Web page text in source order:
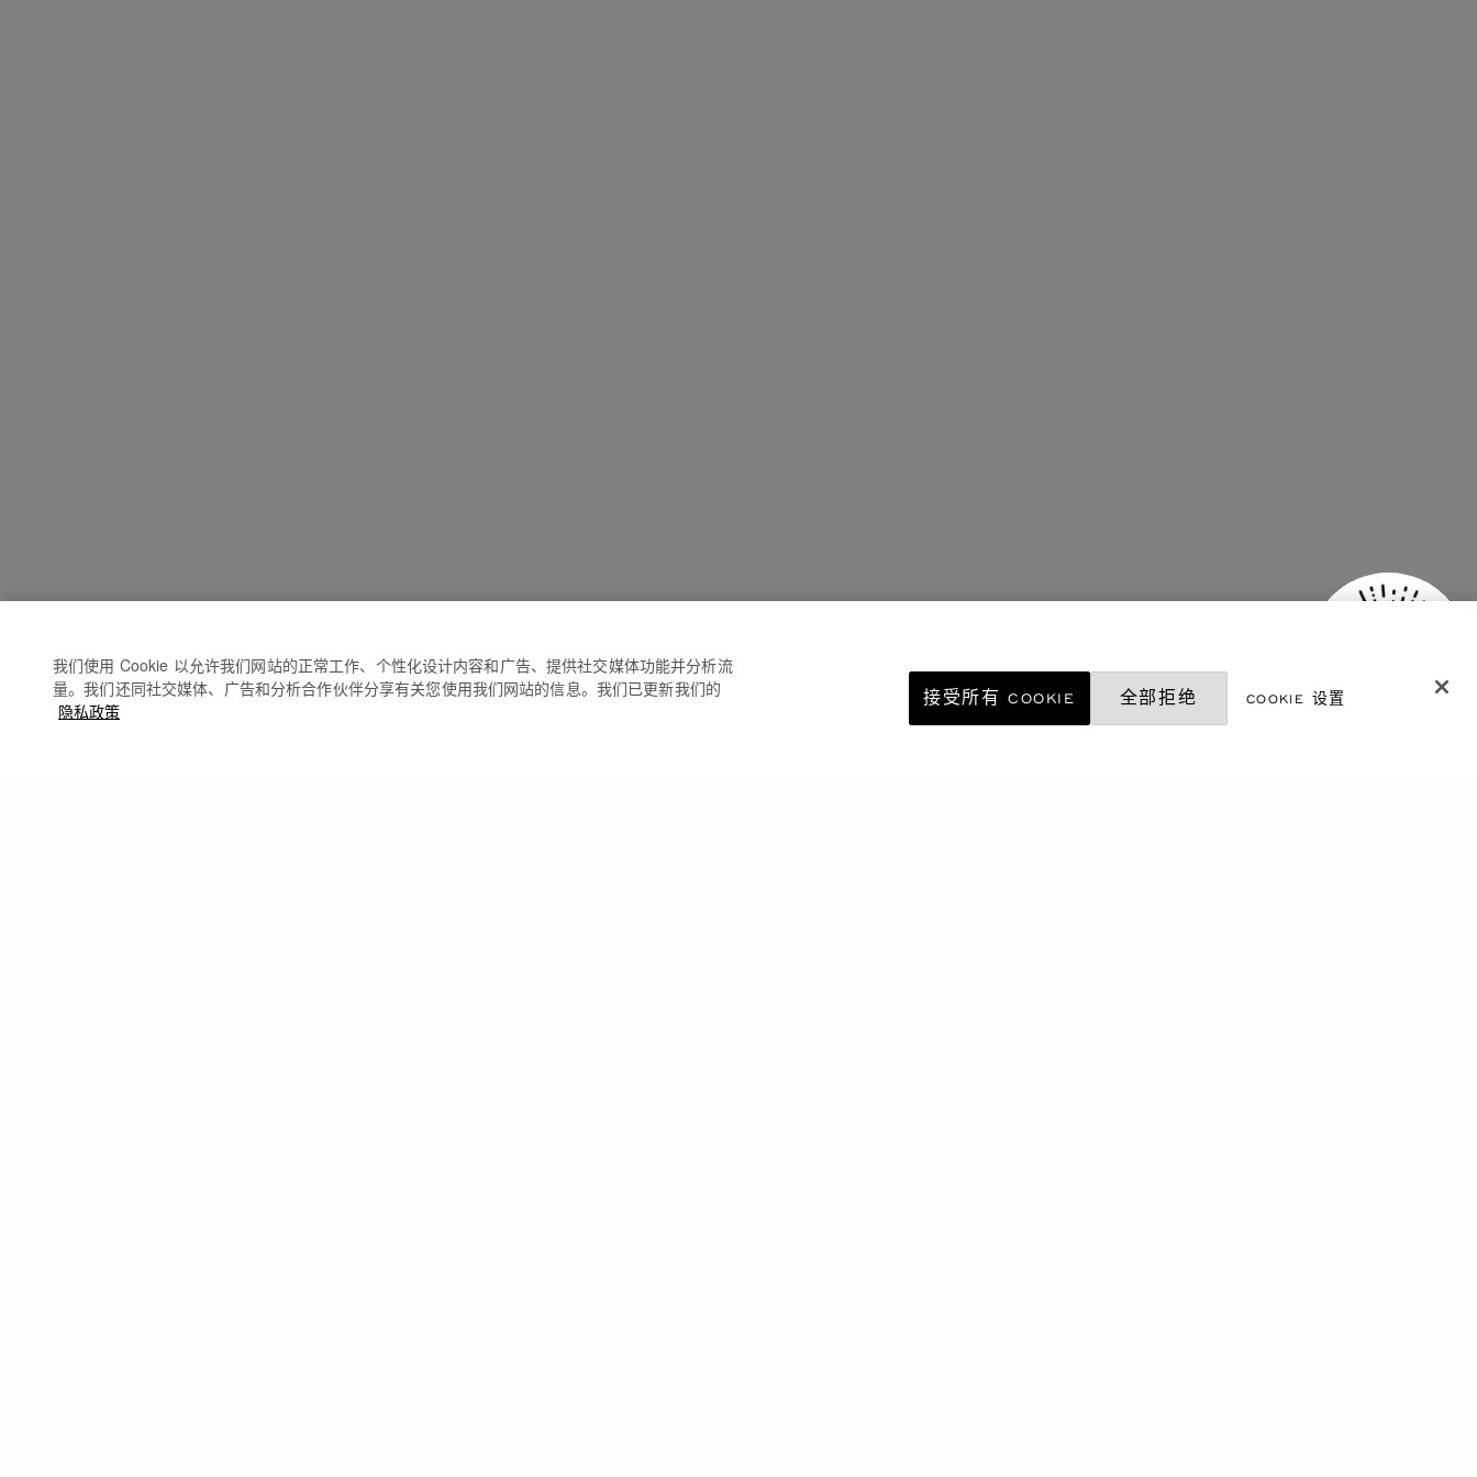
我们使用 Cookie 以允许我们网站的正常工作、个性化设计内容和广告、提供社交媒体功能并分析流
量。我们还同社交媒体、广告和分析合作伙伴分享有关您使用我们网站的信息。我们已更新我们的
隐私政策
COOKIE 设置
全部拒绝
接受所有 COOKIE